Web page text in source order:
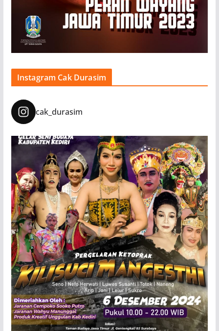
Instagram Cak Durasim
cak_durasim